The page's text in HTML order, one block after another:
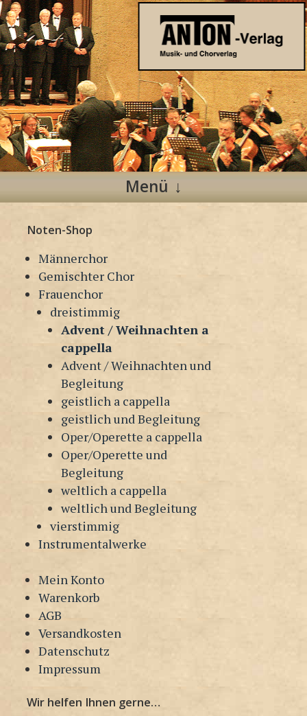
Anton Verlag
Musik- und Chorverlag
Menü
Inhalt
springen
Noten-Shop
Männerchor
Gemischter Chor
Frauenchor
dreistimmig
Advent / Weihnachten a
cappella
Advent / Weihnachten und
Begleitung
geistlich a cappella
geistlich und Begleitung
Oper/Operette a cappella
Oper/Operette und
Begleitung
weltlich a cappella
weltlich und Begleitung
vierstimmig
Instrumentalwerke
Mein Konto
Warenkorb
AGB
Versandkosten
Datenschutz
Impressum
Wir helfen Ihnen gerne…